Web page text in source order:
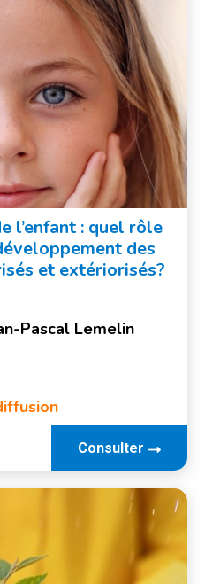
l’enfant : quel rôle
des
et extériorisés?
Pascal Lemelin
Consulter